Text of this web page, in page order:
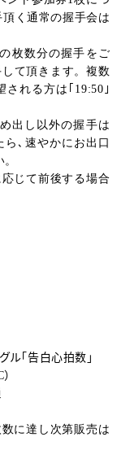
頂く通常の握手会は
枚数分の握手をご
て頂きます。複数
される方は｢ 19:50 ｣
出し以外の握手は
､速やかにお出口
じて前後する場合
ル「告白心拍数｣
）
に達し次第販売は